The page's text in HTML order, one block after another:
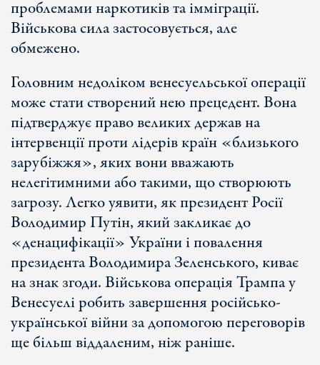
проблемами наркотиків та імміграції.
Військова сила застосовується, але
обмежено.
Головним недоліком венесуельської операції
може стати створений нею прецедент. Вона
підтверджує право великих держав на
інтервенції проти лідерів країн «близького
зарубіжжя», яких вони вважають
нелегітимними або такими, що створюють
загрозу. Легко уявити, як президент Росії
Володимир Путін, який закликає до
«денацифікації» України і повалення
президента Володимира Зеленського, киває
на знак згоди. Військова операція Трампа у
Венесуелі робить завершення російсько-
української війни за допомогою переговорів
ще більш віддаленим, ніж раніше.